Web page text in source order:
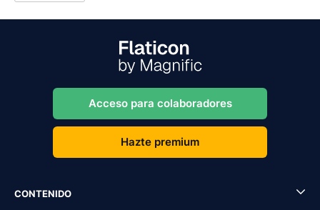
Acceso para colaboradores
Hazte premium
CONTENIDO